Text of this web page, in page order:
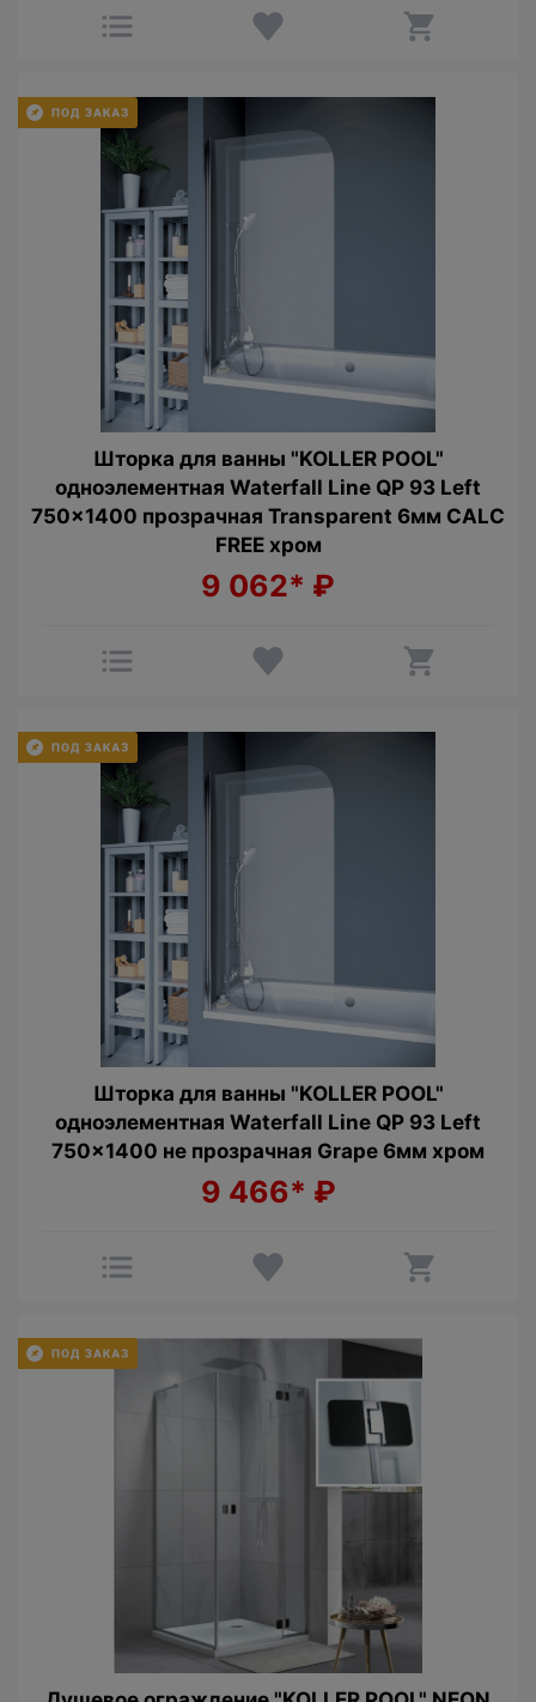
Шторка для ванны "KOLLER POOL"
одноэлементная Waterfall Line QP 93 Left
750x1400 прозрачная Transparent 6мм CALC
FREE хром
9 062* ₽
Шторка для ванны "KOLLER POOL"
одноэлементная Waterfall Line QP 93 Left
750x1400 не прозрачная Grape 6мм хром
9 466* ₽